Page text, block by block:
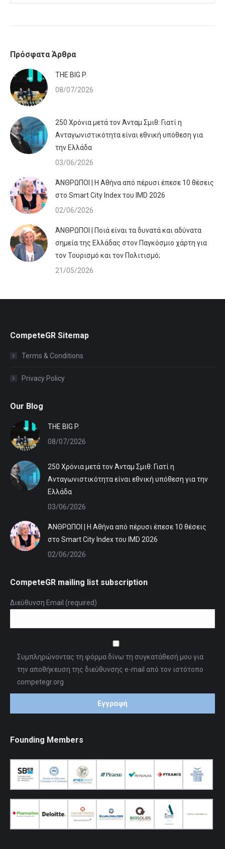
Πρόσφατα Άρθρα
ΤHE BIG P.
08/07/2026
250 Χρόνια μετά τον Άνταμ Σμιθ: Γιατί η
Ανταγωνιστικότητα είναι εθνική υπόθεση για
την Ελλάδα
03/06/2026
ΆΝΘΡΩΠΟΙ | Η Αθήνα από πέρυσι έπεσε 10 θέσεις
στο Smart City Index του IMD 2026
02/06/2026
ΆΝΘΡΩΠΟΙ | Ποιά είναι τα δυνατά και αδύνατα
σημεία της Ελλάδας στον Παγκόσμιο χάρτη για
τον Τουρισμό και τον Πολιτισμό;
21/05/2026
CompeteGR Sitemap
Terms & Conditions
Privacy Policy
Our Blog
ΤHE BIG P.
08/07/2026
250 Χρόνια μετά τον Άνταμ Σμιθ: Γιατί η
Ανταγωνιστικότητα είναι εθνική υπόθεση για την
Ελλάδα
03/06/2026
ΆΝΘΡΩΠΟΙ | Η Αθήνα από πέρυσι έπεσε 10 θέσεις
στο Smart City Index του IMD 2026
02/06/2026
CompeteGR mailing list subscription
Διεύθυνση Email (required)
Συμπληρώνοντας τη φόρμα δίνω τη συγκατάθεσή μου για
την αποθήκευση της διεύθυνσης e-mail από τον ιστότοπο
competegr.org
Founding Members